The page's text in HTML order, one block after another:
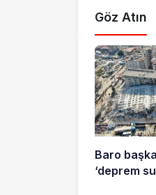
Göz Atın
Baro
‘deprem